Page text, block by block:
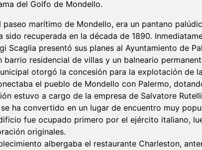
del Golfo de Mondello.
marítimo de Mondello, era un pantano
recuperada en la década de 1890.
Scaglia presentó sus planes al Ayuntamiento de
residencial de villas y un balneario
otorgó la concesión para la explotación de
el pueblo de Mondello con Palermo,
estuvo a cargo de la empresa de Salvatore
ha convertido en un lugar de encuentro muy
fue ocupado primero por el ejército italiano,
originales.
albergaba el restaurante Charleston,